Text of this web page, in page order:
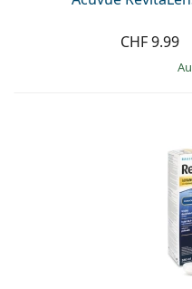
CHF 9.99